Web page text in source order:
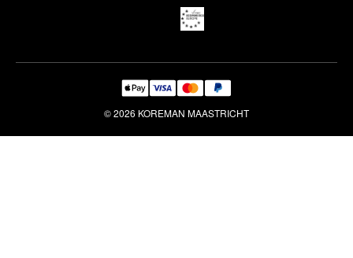
© 2026 KOREMAN MAASTRICHT